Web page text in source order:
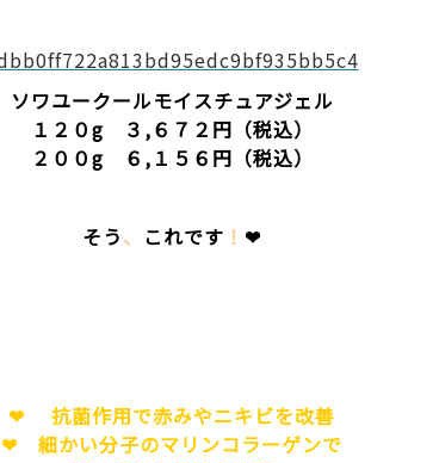
ソワユークールモイスチュアジェル
１２０g ３,６７２円（税込）
２００g ６,１５６円（税込）
そう、 これです ！ ❤
❤ 抗菌作用で赤みやニキビを改善
❤ 細かい分子のマリンコラーゲンで